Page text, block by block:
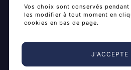
Cancer
Documents
Vos choix sont conservés
les modifier à tout moment en
cookies en bas de page.
J'ACCEPTE